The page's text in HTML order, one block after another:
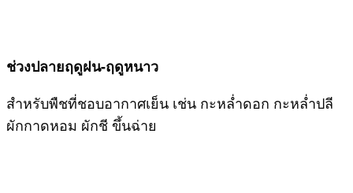
ช่วงปลายฤดูฝน-ฤดูหนาว
สำหรับพืชที่ชอบอากาศเย็น เช่น กะหล่ำดอก กะหล่ำปลี
ผักกาดหอม ผักชี ขึ้นฉ่าย